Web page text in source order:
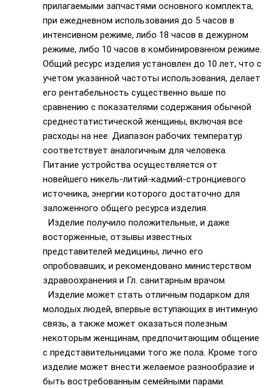
прилагаемыми запчастями основного комплекта,
при ежедневном использования до 5 часов в
интенсивном режиме, либо 18 часов в дежурном
режиме, либо 10 часов в комбинированном режиме.
Общий ресурс изделия установлен до 10 лет, что с
учетом указанной частоты использования, делает
его рентабельность существенно выше по
сравнению с показателями содержания обычной
среднестатистической женщины, включая все
расходы на нее. Диапазон рабочих температур
соответствует аналогичным для человека.
Питание устройства осуществляется от
новейшего никель-литий-кадмий-стронциевого
источника, энергии которого достаточно для
заложенного общего ресурса изделия.
Изделие получило положительные, и даже
восторженные, отзывы известных
представителей медицины, лично его
опробовавших, и рекомендовано министерством
здравоохранения и Гл. санитарным врачом.
Изделие может стать отличным подарком для
молодых людей, впервые вступающих в интимную
связь, а также может оказаться полезным
некоторым женщинам, предпочитающим общение
с представительницами того же пола. Кроме того
изделие может внести желаемое разнообразие и
быть востребованным семейными парами.